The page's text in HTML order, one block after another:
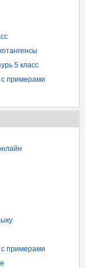
5 класс
с примерами
с примерами